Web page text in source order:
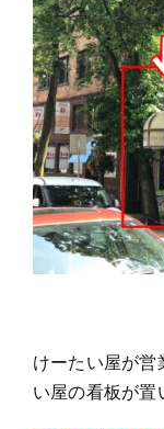
けーたい屋が営
い屋の看板が置